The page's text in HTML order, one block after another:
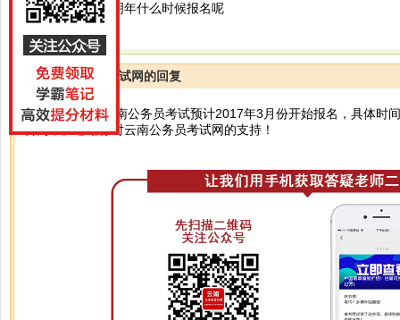
云南公务员考试明年什么时候报名呢
云南公务员考试网的回复
你好，2017年云南公务员考试预计2017年3月份开始报名，具体时
告为准。感谢你对云南公务员考试网的支持！